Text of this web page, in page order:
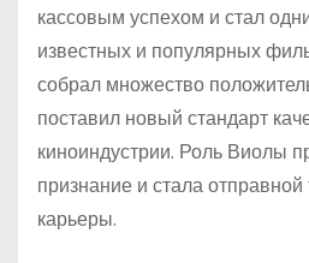
кассовым успехом и стал
известных и популярных
собрал множество
поставил новый стандарт
киноиндустрии. Роль Виолы
признание и стала
карьеры.